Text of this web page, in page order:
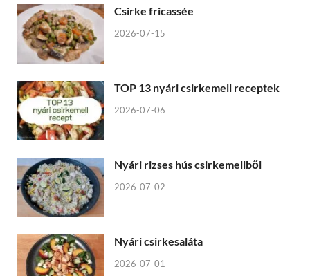
Csirke fricassée
2026-07-15
TOP 13 nyári csirkemell receptek
2026-07-06
Nyári rizses hús csirkemellből
2026-07-02
Nyári csirkesaláta
2026-07-01